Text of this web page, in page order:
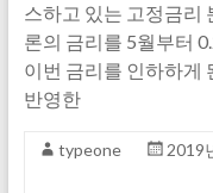
스하고 있는 고정금리
론의 금리를 5월부터
이번 금리를 인하하게
반영한
typeone 2019